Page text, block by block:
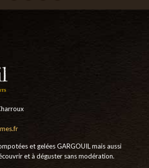
et gelées GARGOUIL mais aussi
et à déguster sans modération.